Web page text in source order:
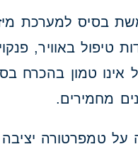
באוויר,
אינו טמון בהכרח
מחמירים.
טמפרטורה יציבה